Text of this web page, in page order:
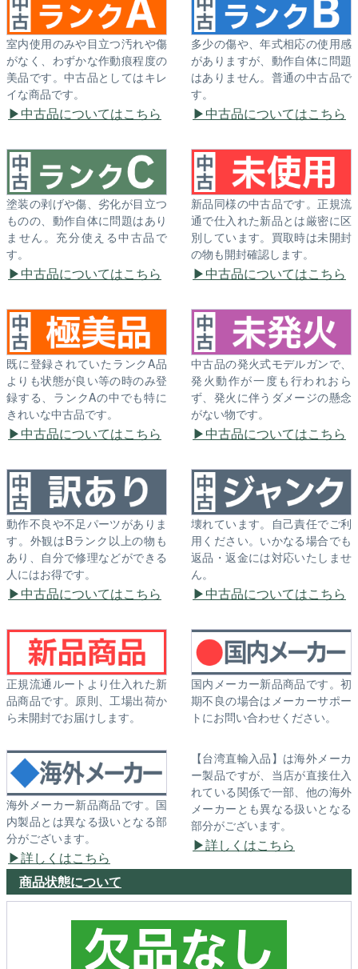
室内使用のみや目立つ汚れや傷
がなく、わずかな作動痕程度の
美品です。中古品としてはキレ
イな商品です。
中古品についてはこちら
多少の傷や、年式相応の使用感
がありますが、動作自体に問題
はありません。普通の中古品で
す。
中古品についてはこちら
塗装の剥げや傷、劣化が目立つ
ものの、動作自体に問題はあり
ません。充分使える中古品で
す。
中古品についてはこちら
新品同様の中古品です。正規流
通で仕入れた新品とは厳密に区
別しています。買取時は未開封
の物も開封確認します。
中古品についてはこちら
既に登録されていたランクA品
よりも状態が良い等の時のみ登
録する、ランクAの中でも特に
きれいな中古品です。
中古品についてはこちら
中古品の発火式モデルガンで、
発火動作が一度も行われおら
ず、発火に伴うダメージの懸念
がない物です。
中古品についてはこちら
動作不良や不足パーツがありま
す。外観はBランク以上の物も
あり、自分で修理などができる
人にはお得です。
中古品についてはこちら
壊れています。自己責任でご利
用ください。いかなる場合でも
返品・返金には対応いたしませ
ん。
中古品についてはこちら
正規流通ルートより仕入れた新
品商品です。原則、工場出荷か
ら未開封でお届けします。
国内メーカー新品商品です。初
期不良の場合はメーカーサポー
トにお問い合わせください。
海外メーカー新品商品です。国
内製品とは異なる扱いとなる部
分がございます。
詳しくはこちら
【台湾直輸入品】は海外メーカ
ー製品ですが、当店が直接仕入
れている関係で一部、他の海外
メーカーとも異なる扱いとなる
部分がございます。
詳しくはこちら
商品状態について